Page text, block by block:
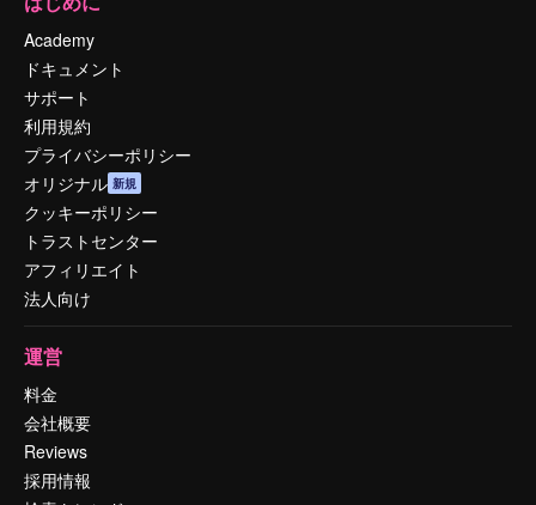
Academy
ドキュメント
サポート
利用規約
プライバシーポリシー
オリジナル 新規
クッキーポリシー
トラストセンター
アフィリエイト
法人向け
運営
料金
会社概要
Reviews
採用情報